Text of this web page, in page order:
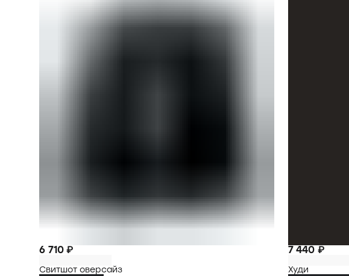
6 710 ₽
Свитшот оверсайз
7 440 ₽
Худи